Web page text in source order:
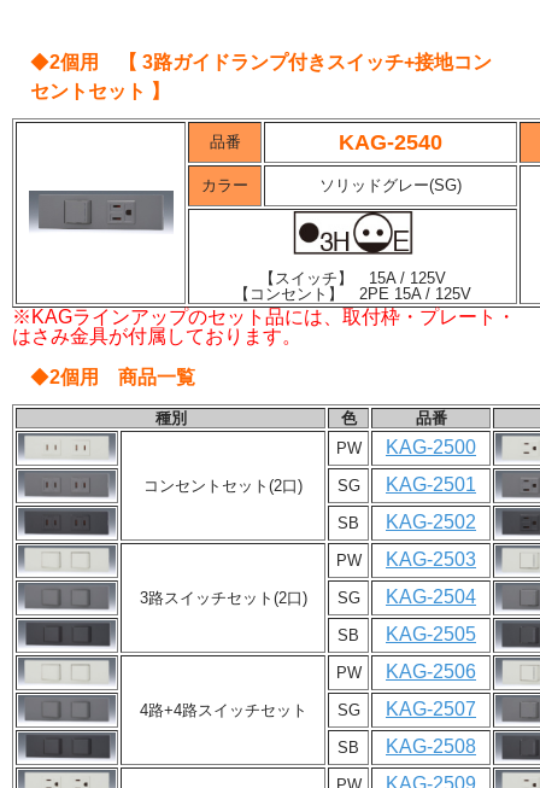
◆2個用 【 3路ガイドランプ付きスイッチ+接地コン
セントセット 】
品番 KAG-2540
カラー ソリッドグレー(SG)
【スイッチ】 15A / 125V
【コンセント】 2PE 15A / 125V
※KAGラインアップのセット品には、取付枠・プレート・
はさみ金具が付属しております。
◆2個用 商品一覧
種別 色 品番
コンセントセット(2口)
PW KAG-2500
SG KAG-2501
SB KAG-2502
3路スイッチセット(2口)
PW KAG-2503
SG KAG-2504
SB KAG-2505
4路+4路スイッチセット
PW KAG-2506
SG KAG-2507
SB KAG-2508